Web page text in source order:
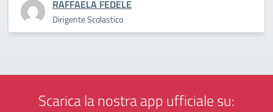
RAFFAELA FEDELE
Dirigente Scolastico
Scarica la nostra app ufficiale su: